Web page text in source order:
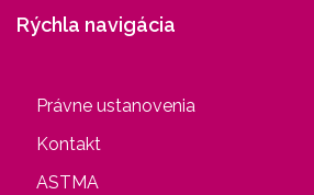
Rýchla navigácia
Právne ustanovenia
Kontakt
ASTMA